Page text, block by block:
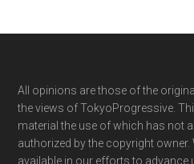
Footer
All opinions are those of the
the views of TokyoProgressive.
material the use of which has not
authorized by the copyright owner.
available in our efforts to advance